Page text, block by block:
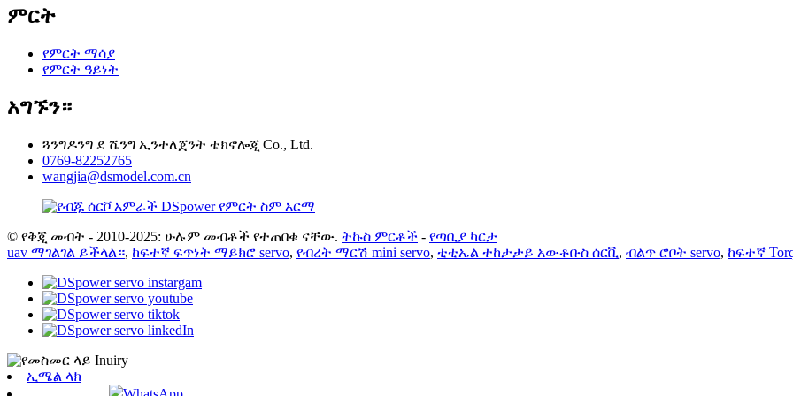
ምርት
የምርት ማሳያ
የምርት ዓይነት
አግኙን።
ጓንግዶንግ ደ ሼንግ ኢንተለጀንት ቴክኖሎጂ Co., Ltd.
0769-82252765
wangjia@dsmodel.com.cn
© የቅጂ መብት - 2010-2025: ሁሉም መብቶች የተጠበቁ ናቸው. ትኩስ ምርቶች - የጣቢያ ካርታ
uav ማገልገል ይችላል።, ከፍተኛ ፍጥነት ማይክሮ servo, የብረት ማርሽ mini servo, ቲቲኤል ተከታታይ አውቶቡስ ሰርቪ, ብልጥ ሮቦት servo, ከፍተኛ
ኢሜል ላክ